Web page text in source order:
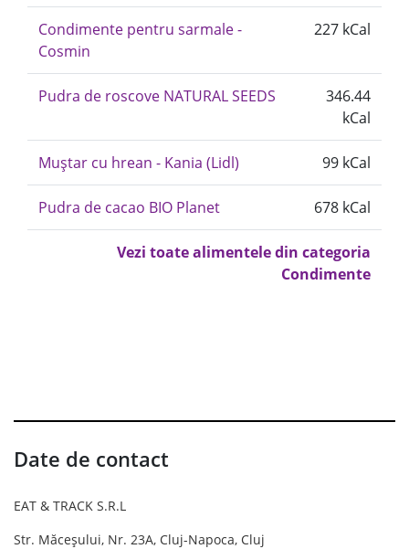
Condimente pentru sarmale -
Cosmin
227 kCal
Pudra de roscove NATURAL SEEDS
346.44
kCal
Muștar cu hrean - Kania (Lidl) 99 kCal
Pudra de cacao BIO Planet 678 kCal
Vezi toate alimentele din categoria
Condimente
Date de contact
EAT & TRACK S.R.L
Str. Măceșului, Nr. 23A, Cluj-Napoca, Cluj